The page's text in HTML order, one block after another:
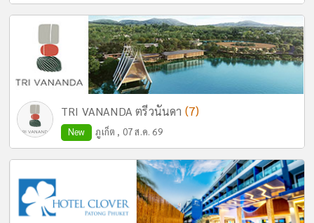
TRI VANANDA ตรีวนันดา (7)
New ภูเก็ต , 07 ส.ค. 69